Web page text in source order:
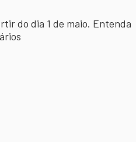
do dia 1 de maio. Entenda